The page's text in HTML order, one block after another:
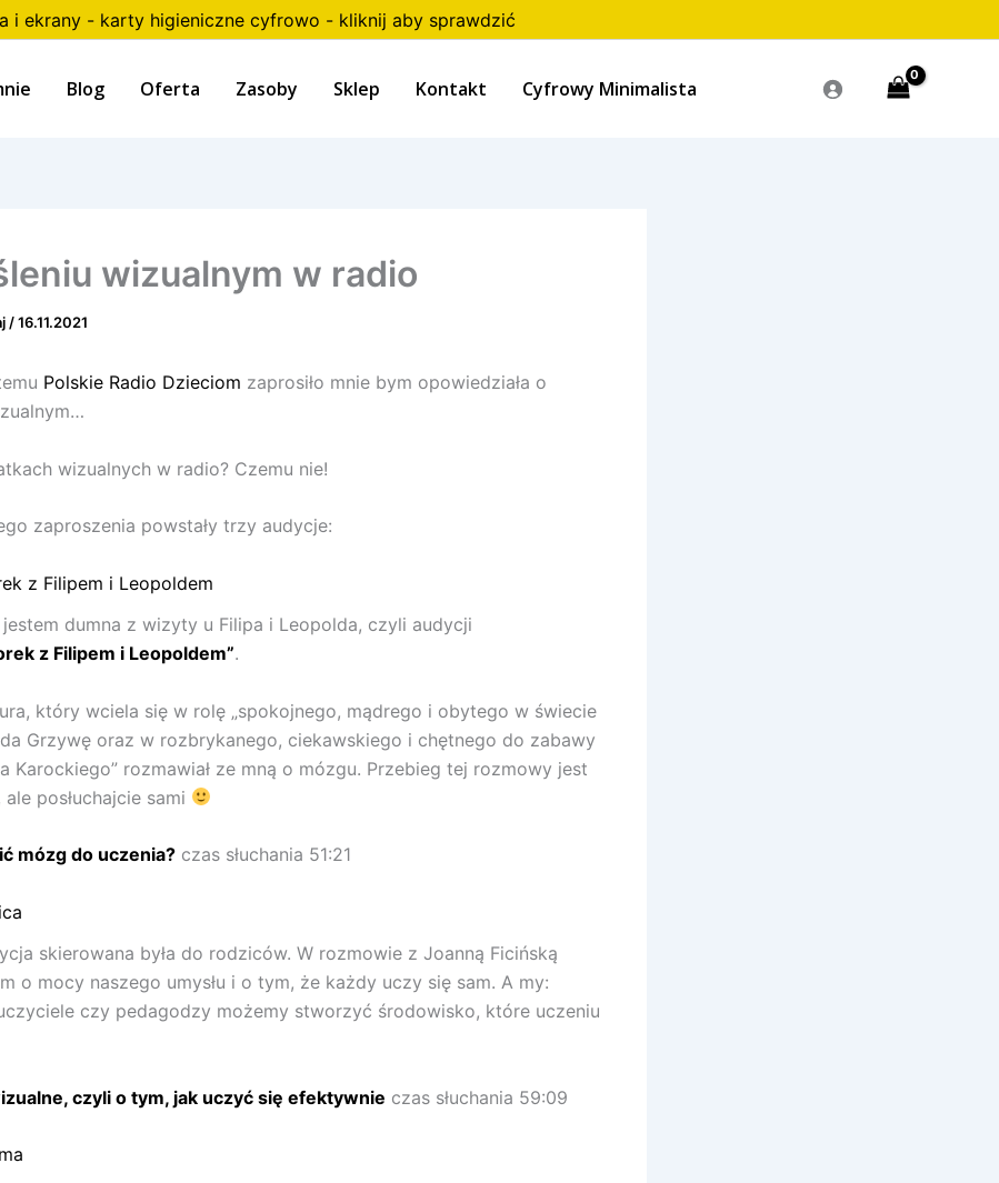
i ekrany - karty higieniczne cyfrowo - kliknij aby sprawdzić
Blog Oferta Zasoby Sklep Kontakt Cyfrowy Minimalista
wizualnym w radio
/16.11.2021
Polskie Radio Dzieciom zaprosiło mnie bym opowiedziała o
wizualnych w radio? Czemu nie!
zaproszenia powstały trzy audycje:
z Filipem i Leopoldem
dumna z wizyty u Filipa i Leopolda, czyli audycji
z Filipem i Leopoldem”.
który wciela się w rolę „spokojnego, mądrego i obytego w świecie
Grzywę oraz w rozbrykanego, ciekawskiego i chętnego do zabawy
Karockiego” rozmawiał ze mną o mózgu. Przebieg tej rozmowy jest
posłuchajcie sami
mózg do uczenia? czas słuchania 51:21
skierowana była do rodziców. W rozmowie z Joanną Ficińską
o mocy naszego umysłu i o tym, że każdy uczy się sam. A my:
czy pedagodzy możemy stworzyć środowisko, które uczeniu
czyli o tym, jak uczyć się efektywnie czas słuchania 59:09